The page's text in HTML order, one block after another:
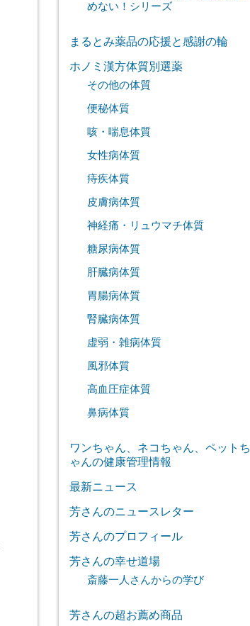
めない！シリーズ
まるとみ薬品の応援と感謝の輪
ホノミ漢方体質別選薬
その他の体質
便秘体質
咳・喘息体質
女性病体質
痔疾体質
皮膚病体質
神経痛・リュウマチ体質
糖尿病体質
肝臓病体質
胃腸病体質
腎臓病体質
虚弱・雑病体質
風邪体質
高血圧症体質
鼻病体質
ワンちゃん、ネコちゃん、ペットち
ゃんの健康管理情報
最新ニュース
芳さんのニュースレター
芳さんのプロフィール
芳さんの幸せ道場
斎藤一人さんからの学び
芳さんの超お薦め商品